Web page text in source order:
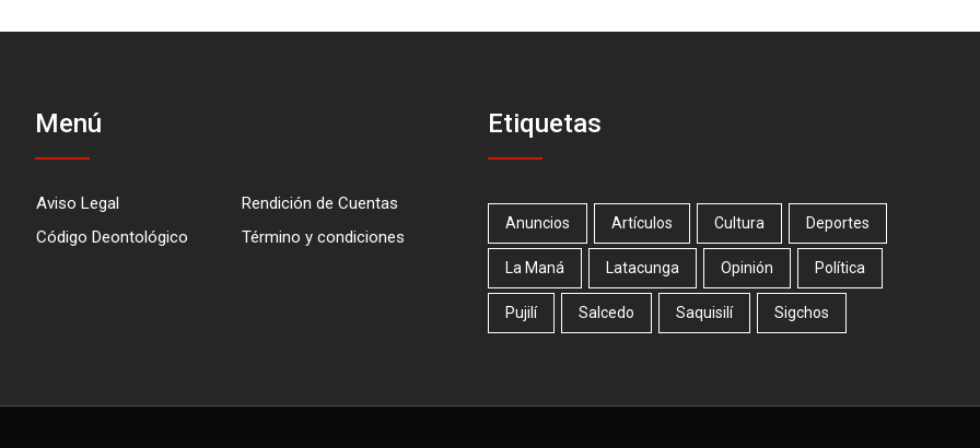
Menú
Aviso Legal
Rendición de Cuentas
Código Deontológico
Término y condiciones
Etiquetas
Anuncios Artículos Cultura Deportes
La Maná Latacunga Opinión Política
Pujilí Salcedo Saquisilí Sigchos